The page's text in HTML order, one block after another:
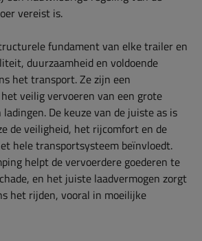
vereist is.
fundament van elke trailer en
duurzaamheid en voldoende
het transport. Ze zijn een
veilig vervoeren van een grote
De keuze van de juiste as is
de veiligheid, het rijcomfort en de
hele transportsysteem beïnvloedt.
helpt de vervoerdere goederen te
en het juiste laadvermogen zorgt
het rijden, vooral in moeilijke